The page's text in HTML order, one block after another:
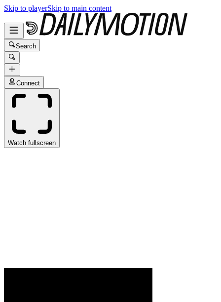
Skip to playerSkip to main content
Search
Connect
Watch fullscreen